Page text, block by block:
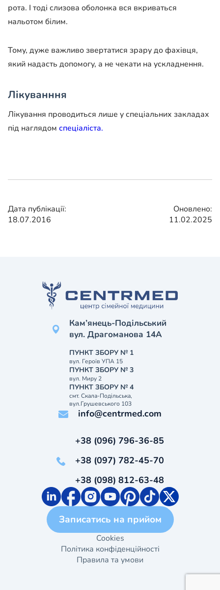
рота. І тоді слизова оболонка вся вкриваться
нальотом білим.
Тому, дуже важливо звертатися зрару до фахівця,
який надасть допомогу, а не чекати на ускладнення.
Лікуванння
Лікування проводиться лише у спеціальних закладах
під наглядом спеціаліста.
Дата публікації:
18.07.2016
Оновлено:
11.02.2025
Кам’янець-Подільський
вул. Драгоманова 14А
ПУНКТ ЗБОРУ № 1
вул. Героїв УПА 15
ПУНКТ ЗБОРУ № 3
вул. Миру 2
ПУНКТ ЗБОРУ № 4
смт. Скала-Подільська,
вул.Грушевського 103
info@centrmed.com
+38 (096) 796-36-85
+38 (097) 782-45-70
+38 (098) 812-63-48
Записатись на прийом
Cookies
Політика конфіденційності
Правила та умови